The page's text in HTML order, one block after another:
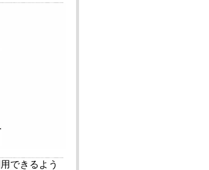
できるよう